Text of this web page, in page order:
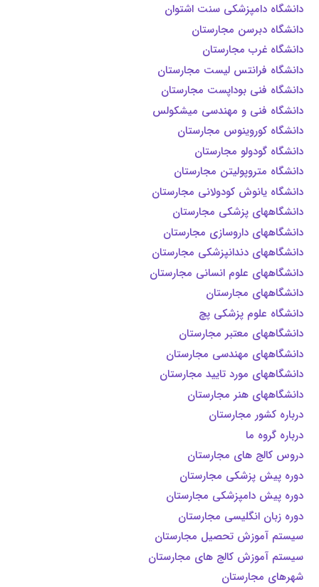
دانشگاه دامپزشکی سنت اشتوان
دانشگاه دبرسن مجارستان
دانشگاه غرب مجارستان
دانشگاه فرانتس لیست مجارستان
دانشگاه فنی بوداپست مجارستان
دانشگاه فنی و مهندسی میشکولس
دانشگاه کوروینوس مجارستان
دانشگاه گودولو مجارستان
دانشگاه متروپولیتن مجارستان
دانشگاه یانوش کودولانی مجارستان
دانشگاههای پزشکی مجارستان
دانشگاههای داروسازی مجارستان
دانشگاههای دندانپزشکی مجارستان
دانشگاههای علوم انسانی مجارستان
دانشگاههای مجارستان
دانشگاه علوم پزشکی پچ
دانشگاههای معتبر مجارستان
دانشگاههای مهندسی مجارستان
دانشگاههای مورد تایيد مجارستان
دانشگاههای هنر مجارستان
درباره کشور مجارستان
درباره گروه ما
دروس کالج های مجارستان
دوره پیش پزشکی مجارستان
دوره پیش دامپزشکی مجارستان
دوره زبان انگلیسی مجارستان
سیستم آموزش تحصیل مجارستان
سیستم آموزش کالج های مجارستان
شهرهای مجارستان